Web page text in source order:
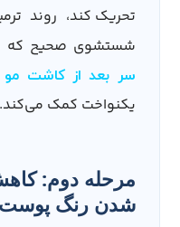
تحریک کند، روند
شستشوی صحیح که
سر بعد از کاشت مو
یکنواخت کمک می‌کند.
مرحله دوم:
شدن رنگ پوست